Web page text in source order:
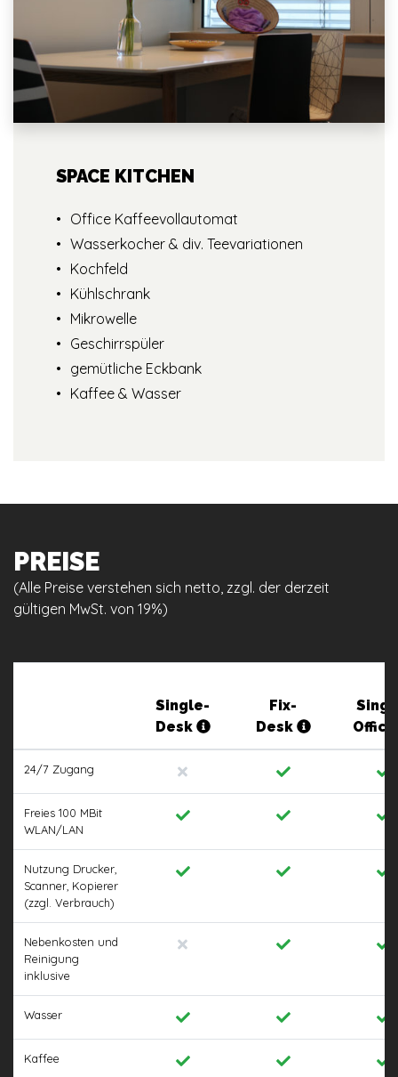
SPACE KITCHEN
Office Kaffeevollautomat
Wasserkocher & div. Teevariationen
Kochfeld
Kühlschrank
Mikrowelle
Geschirrspüler
gemütliche Eckbank
Kaffee & Wasser
PREISE
(Alle Preise verstehen sich netto, zzgl. der derzeit
gültigen MwSt. von 19%)
Single-
Desk
Fix-
Desk
24/7 Zugang
Freies 100 MBit
WLAN/LAN
Nutzung Drucker,
Scanner, Kopierer
(zzgl. Verbrauch)
Nebenkosten und
Reinigung
inklusive
Wasser
Kaffee